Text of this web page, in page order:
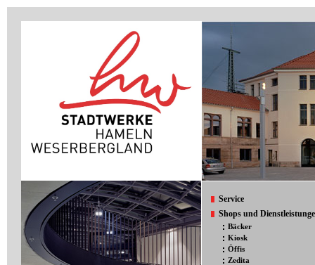
Service
Shops und
Bäcker
Kiosk
Öffis
Zedita